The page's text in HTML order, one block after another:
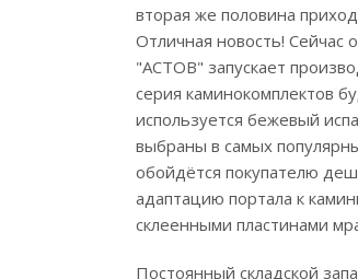
вторая же половина
Отличная новость!
"АСТОВ" запускает
серия каминокомплектов
используется бежевый
выбраны в самых
обойдётся покупателю
адаптацию портала к
склеенными пластинами
Постоянный складской